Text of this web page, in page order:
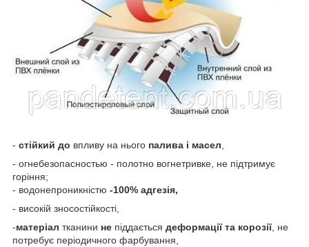
- стійкий до впливу на нього палива і масел
- огнебезопасностью - полотно вогнетривке, не підтримує
горіння;
- водонепроникністю -100% адгезія,
- високій зносостійкості,
-матеріал тканини не піддається деформації та корозії, не
потребує періодичного фарбування,